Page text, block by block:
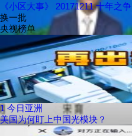
《小区大事》 20171211 十年之争
换一批
央视榜单
1 今日亚洲
美国为何盯上中国光模块？